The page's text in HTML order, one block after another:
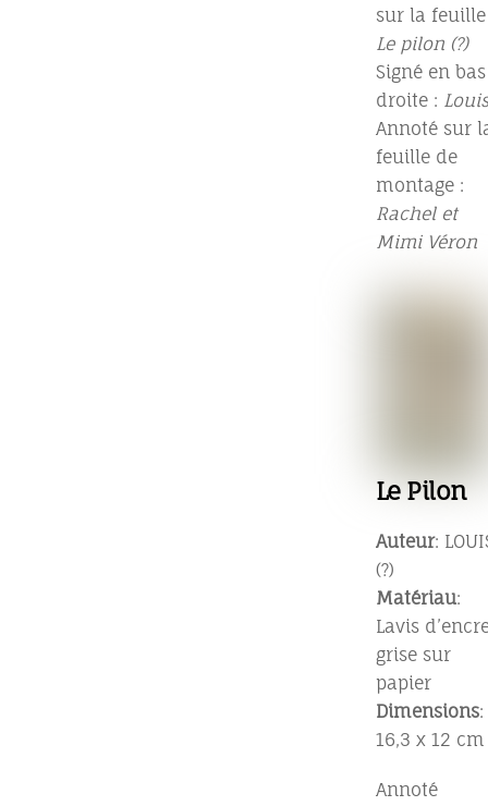
sur la feuille
Le pilon (?)
Signé en
droite : Louis
Annoté sur
feuille de
montage :
Rachel et
Mimi Véron
Le Pilon
Auteur:
(?)
Matériau:
Lavis
grise sur
papier
Dimensions:
16,3 x 12 cm
Annoté